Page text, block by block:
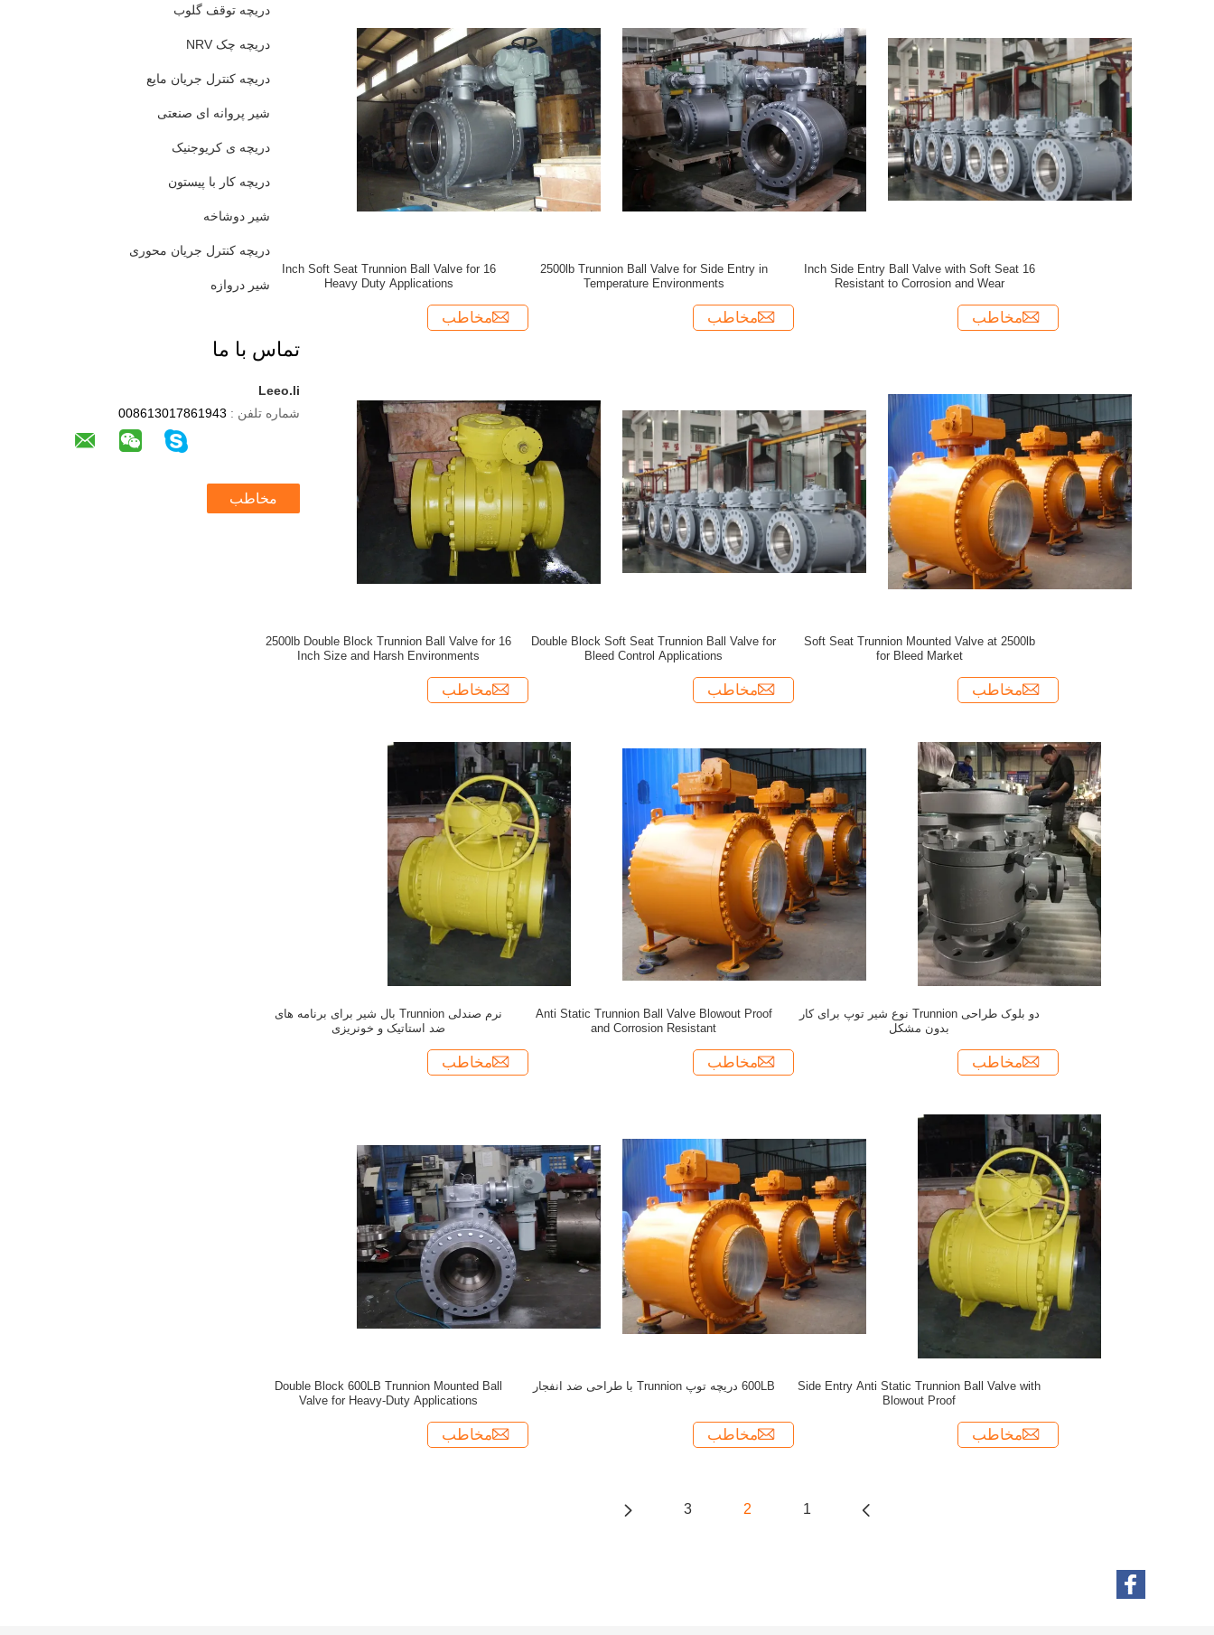
دریچه توقف گلوب
دریچه چک NRV
دریچه کنترل جریان مایع
شیر پروانه ای صنعتی
دریچه ی کریوجنیک
دریچه کار با پیستون
شیر دوشاخه
دریچه کنترل جریان محوری
شیر دروازه
تماس با ما
Leeo.li
شماره تلفن :
مخاطب
300LB و 300LB و 300LB و 300LB و 300LB و
300LB و 300LB و 300LB و 300LB و 300LB و
300LB
16 Inch Soft Seat Trunnion Ball Valve for
Heavy Duty Applications
مخاطب
2500lb Trunnion Ball Valve for Side Entry in
Temperature Environments
مخاطب
16 Inch Side Entry Ball Valve with Soft Seat
Resistant to Corrosion and Wear
مخاطب
2500lb Double Block Trunnion Ball Valve for 16
Inch Size and Harsh Environments
مخاطب
Double Block Soft Seat Trunnion Ball Valve for
Bleed Control Applications
مخاطب
Soft Seat Trunnion Mounted Valve at 2500lb
for Bleed Market
مخاطب
نرم صندلی Trunnion بال شیر برای برنامه های
ضد استاتیک و خونریزی
مخاطب
Anti Static Trunnion Ball Valve Blowout Proof
and Corrosion Resistant
مخاطب
دو بلوک طراحی Trunnion نوع شیر توپ برای کار
بدون مشکل
مخاطب
Double Block 600LB Trunnion Mounted Ball
Valve for Heavy-Duty Applications
مخاطب
600LB دریچه توپ Trunnion با طراحی ضد انفجار
مخاطب
Side Entry Anti Static Trunnion Ball Valve with
Blowout Proof
مخاطب
1
2
3